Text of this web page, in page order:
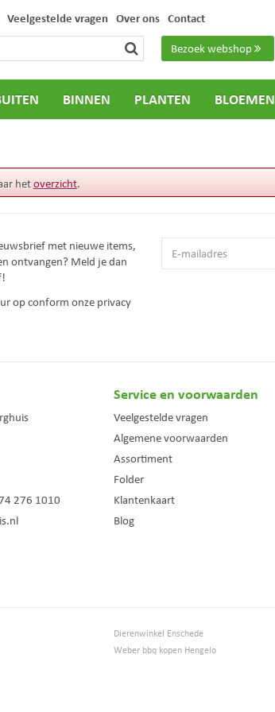
Bezoek webshop
Veelgestelde vragen Over ons Contact
BINNEN PLANTEN BLOEMEN
hetoverzicht.
met nieuwe items,
ontvangen? Meld je dan
op conform onzeprivacy
276 1010
Service en voorwaarden
Veelgestelde vragen
Algemene voorwaarden
Assortiment
Folder
Klantenkaart
Blog
Dierenwinkel Enschede
Weber bbq kopen Hengelo